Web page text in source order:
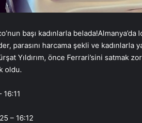
başı kadınlarla
parasını harcama şekli ve kadınlarla
Yıldırım, önce Ferrari’sini satmak
oldu.
16:11
– 16:12